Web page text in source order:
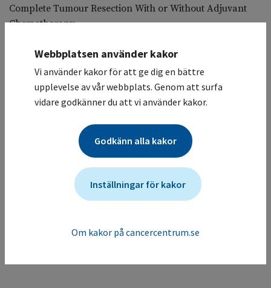
Complete Tumour Resection With or Without Adjuvant
Chemotherapy
Linköpings universitetssjukhus / Lungklinik
Deltagande sjukhus
Studiesammanfattning
lungcancer. Många patienter får ändå tillbaka sin
tumörsjukdom trots efterbehandling med cellgifter. I
vissa fall uppstår mutationer (EGFRm). Studien ska ta
reda på om AZD9291 är effektivt som behandling för
patienter med positiv EGFRm.
Webbplatsen använder kakor
Vi använder kakor för att ge dig en bättre
upplevelse av vår webbplats. Genom att surfa
vidare godkänner du att vi använder kakor.
Godkänn alla kakor
Inställningar för kakor
Om kakor på cancercentrum.se